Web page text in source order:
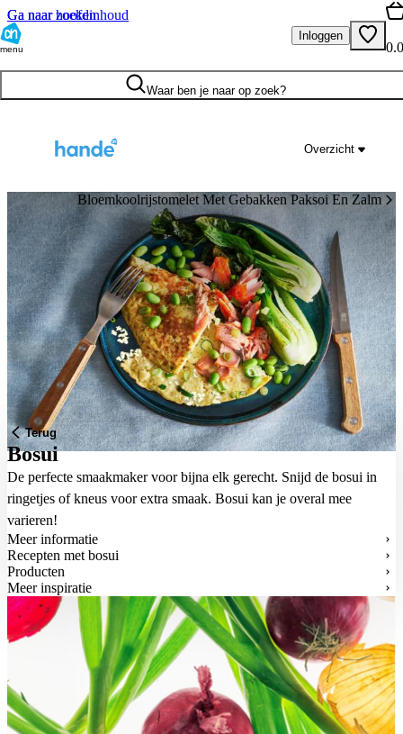
Ga naar hoofdinhoud
Ga naar zoeken
menu
Inloggen
Waar ben je naar op zoek?
Overzicht
Bloemkoolrijstomelet Met Gebakken Paksoi En Zalm
Terug
Bosui
De perfecte smaakmaker voor bijna elk gerecht. Snijd de bosui in
ringetjes of kneus voor extra smaak. Bosui kan je overal mee
varieren!
Meer informatie
Recepten met bosui
Producten
Meer inspiratie